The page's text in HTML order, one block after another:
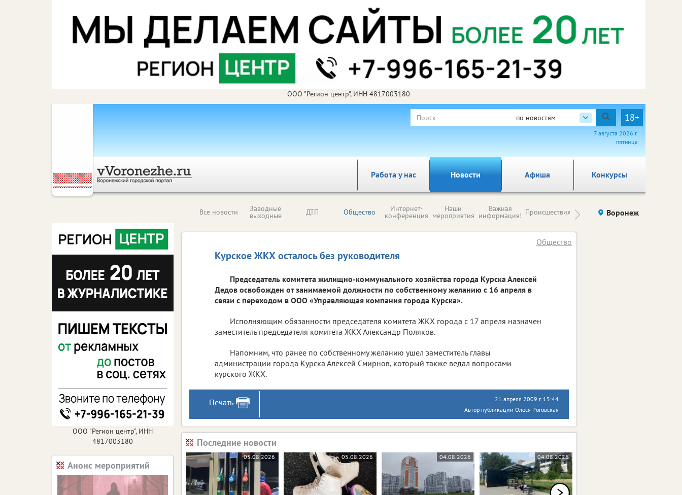
ООО "Регион центр", ИНН 4817003180
по новостям 18+
7 августа 2026 г.
пятница
Работа у нас Новости Афиша Конкурсы
Все новости Заводные
выходные ДТП Общество Интернет-
конференция
Наши
мероприятия
Важная
информация! Происшествия Здоровье компаний (на
Воронеж
Курское ЖКХ осталось без руководителя
Общество
Председатель комитета жилищно-коммунального хозяйства города Курска Алексей
Дедов освобожден от занимаемой должности по собственному желанию с 16 апреля в
связи с переходом в ООО «Управляющая компания города Курска».
Исполняющим обязанности председателя комитета ЖКХ города с 17 апреля назначен
заместитель председателя комитета ЖКХ Александр Поляков.
Напомним, что ранее по собственному желанию ушел заместитель главы
администрации города Курска Алексей Смирнов, который также ведал вопросами
курского ЖКХ.
Печать
21 апреля 2009 г. 15:44
Автор публикации Олеся Роговская
Последние новости
05.08.2026 05.08.2026 04.08.2026 04.08.2026
ООО "Регион центр", ИНН
4817003180
Анонс мероприятий